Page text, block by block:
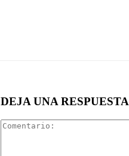
DEJA UNA RESPUESTA